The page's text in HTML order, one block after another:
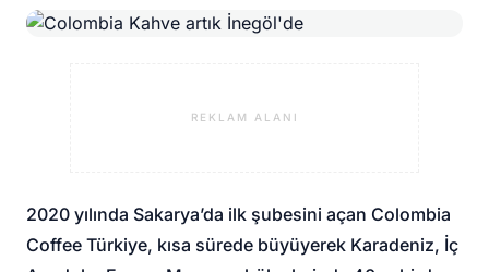
REKLAM ALANI
2020 yılında Sakarya’da ilk şubesini açan Colombia
Coffee Türkiye, kısa sürede büyüyerek Karadeniz, İç